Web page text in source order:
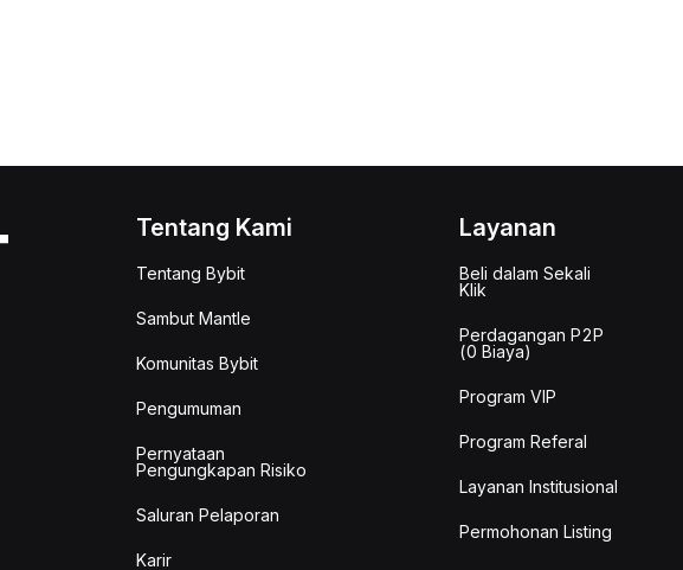
Tentang Kami
Tentang Bybit
Sambut Mantle
Komunitas Bybit
Pengumuman
Pernyataan
Pengungkapan Risiko
Saluran Pelaporan
Karir
Layanan
Beli dalam Sekali
Klik
Perdagangan P2P
(0 Biaya)
Program VIP
Program Referal
Layanan Institusional
Permohonan Listing